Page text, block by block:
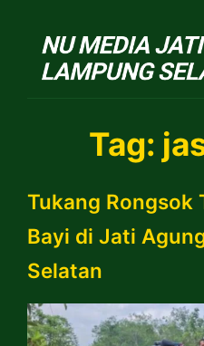
Tag:
Tukang Rongsok
Bayi di Jati
Selatan